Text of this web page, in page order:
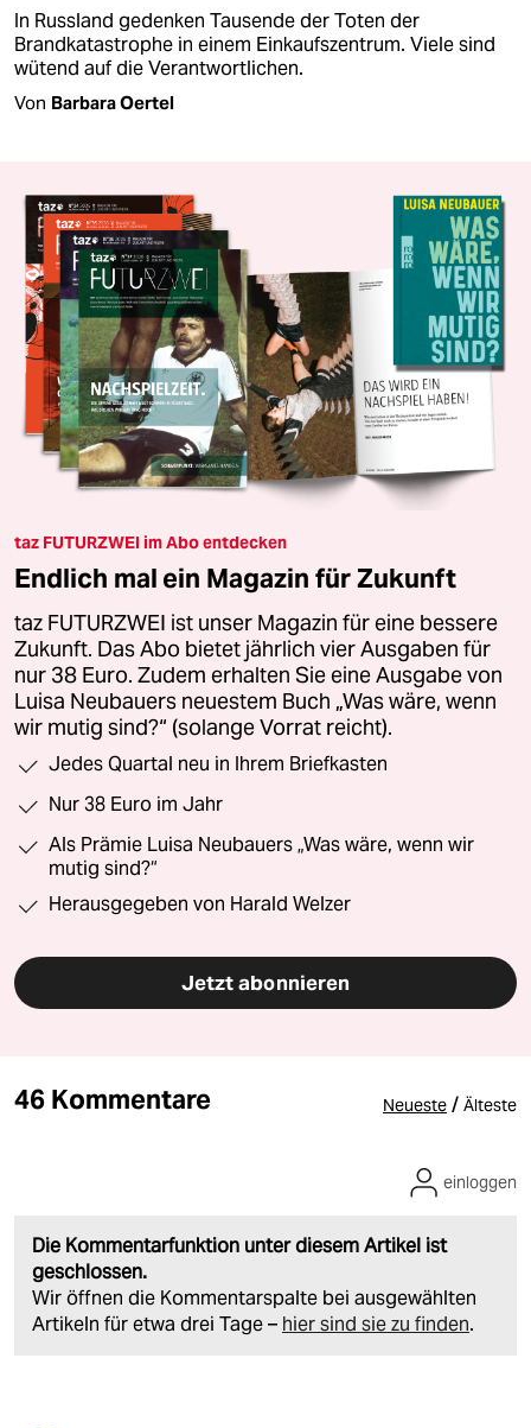
In Russland gedenken Tausende der Toten der
Brandkatastrophe in einem Einkaufszentrum. Viele sind
wütend auf die Verantwortlichen.
Von Barbara Oertel
taz FUTURZWEI im Abo entdecken
Endlich mal ein Magazin für Zukunft
taz FUTURZWEI ist unser Magazin für eine bessere
Zukunft. Das Abo bietet jährlich vier Ausgaben für
nur 38 Euro. Zudem erhalten Sie eine Ausgabe von
Luisa Neubauers neuestem Buch „Was wäre, wenn
wir mutig sind?“ (solange Vorrat reicht).
Jedes Quartal neu in Ihrem Briefkasten
Nur 38 Euro im Jahr
Als Prämie Luisa Neubauers „Was wäre, wenn wir
mutig sind?“
Herausgegeben von Harald Welzer
Jetzt abonnieren
46 Kommentare Neueste / Älteste
Die Kommentarfunktion unter diesem Artikel ist
geschlossen.
Wir öffnen die Kommentarspalte bei ausgewählten
Artikeln für etwa drei Tage – hier sind sie zu finden.
einloggen